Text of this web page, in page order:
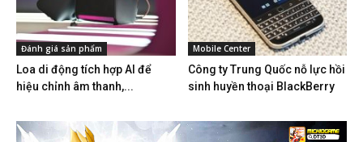
Đánh giá sản phẩm
Loa di động tích hợp AI để
hiệu chỉnh âm thanh,...
Mobile Center
Công ty Trung Quốc nỗ lực hồi
sinh huyền thoại BlackBerry